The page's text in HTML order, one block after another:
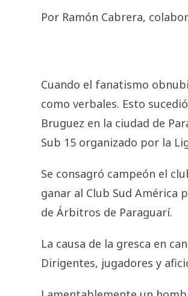
Por Ramón Cabrera,
Cuando el fanatismo
como verbales. Esto
Bruguez en la ciudad de
Sub 15 organizado por la
Se consagró campeón el
ganar al Club Sud América
de Árbitros de Paraguarí.
La causa de la gresca en
Dirigentes, jugadores y